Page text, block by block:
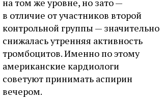
на том же уровне, но зато —
в отличие от участников второй
контрольной группы — значительно
снижалась утренняя активность
тромбоцитов. Именно по этому
американские кардиологи
советуют принимать аспирин
вечером.